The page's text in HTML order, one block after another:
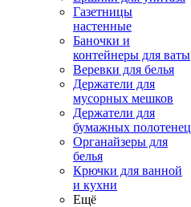
Газетницы
настенные
Баночки и
контейнеры для ваты
Веревки для белья
Держатели для
мусорных мешков
Держатели для
бумажных полотенец
Органайзеры для
белья
Крючки для ванной
и кухни
Ещё